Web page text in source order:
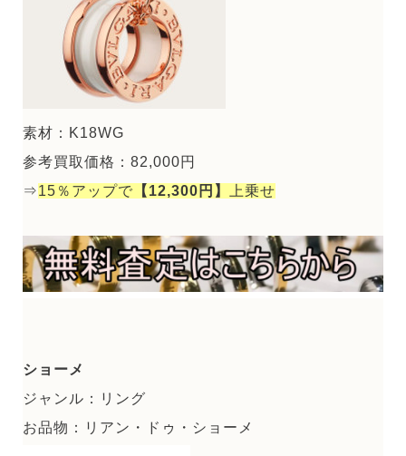
素材：K18WG
参考買取価格：82,000円
⇒15％アップで 【12,300円】 上乗せ
ショーメ
ジャンル：リング
お品物：リアン・ドゥ・ショーメ